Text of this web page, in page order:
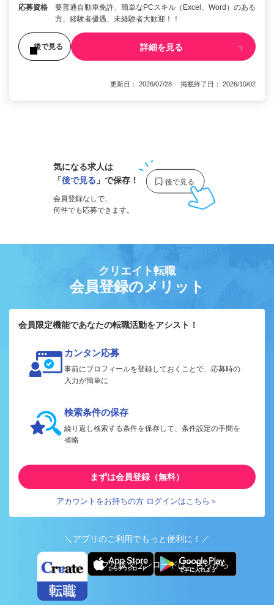
応募資格
要普通自動車免許、簡単なPCスキル（Excel、Word）のある
方、経験者優遇、未経験者大歓迎！！
後で見る 詳細を見る
更新日： 2026/07/28 掲載終了日： 2026/10/02
気になる求人は
「後で見る 」で保存！
会員登録なしで、
何件でも応募できます。
クリエイト転職
会員登録のメリット
会員限定機能であなたの転職活動をアシスト！
カンタン応募
事前にプロフィールを登録しておくことで、応募時の
入力が簡単に
検索条件の保存
繰り返し検索する条件を保存して、条件設定の手間を
省略
まずは会員登録（無料）
アカウントをお持ちの方 ログインはこちら＞
＼アプリのご利用でもっと便利に！／
アプリ版ダウンロードはこちらから